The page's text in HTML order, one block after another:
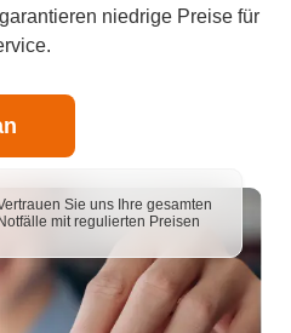
niedrige Preise für
Sie uns Ihre gesamten
Notfälle mit regulierten Preisen